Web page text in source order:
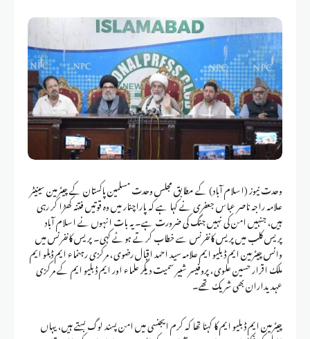
وحدت نیوز (اسلام آباد) کے مطابق مجلس وحدت مسلمین پاکستان کے چیئرمین سینیٹر
علامہ راجہ ناصر عباس جعفری نے کہا ہے کہ پاراچنار میں وہ قوتیں فتنہ کھڑا کر رہی
ہیں، جنہیں امن کی نہیں جنگ کی ضرورت ہے۔ یہ بات انہوں نے اسلام آباد
پریس کلب میں پریس کانفرنس سے خطاب کرتے ہوئے کہی۔ پریس کانفرنس میں
وائس چیئرمین ایم ڈبلیو ایم علامہ سید احمد اقبال رضوی، مرکزی رہنماء ایم ڈبلو ایم
ملک اقرار حسین علوی، پروفیسر شبیر سمیت دیگر علماء اور ایم ڈبلیو ایم کے مرکزی
عہدیداران بھی شریک تھے۔
چیئرمین ایم ڈبلیو ایم کا کہنا تھا کہ کرم ایجنسی میں امن پسند لوگ بستے ہیں، یہاں